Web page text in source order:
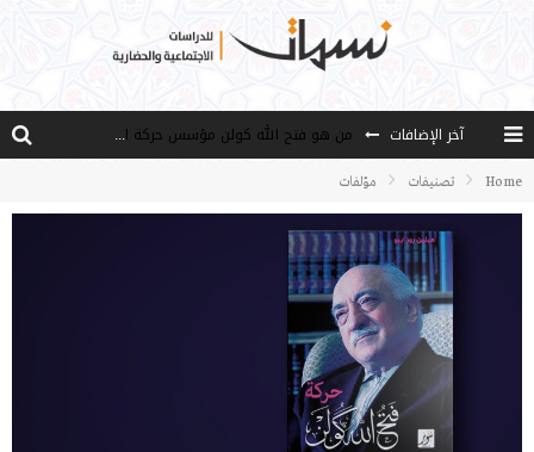
آخر الإضافات
من هو فتح الله كولن مؤسس حركة الخدمة؟
الأستاذ عالما عارفا حكيما
مصادر العلم وسببه
Home تصنيفات مؤلفات